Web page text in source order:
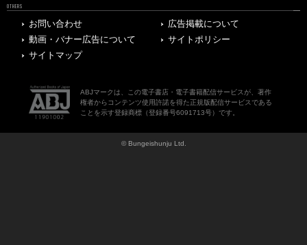
OTHERS
お問い合わせ
広告掲載について
動画・バナー広告について
サイトポリシー
サイトマップ
ABJマークは、この電子書店・電子書籍配信サービスが、著作
権者からコンテンツ使用許諾を得た正規版配信サービスである
ことを示す登録商標（登録番号6091713号）です。
© Bungeishunju Ltd.